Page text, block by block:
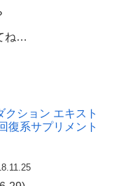
ね…
クション エキスト
復系サプリメント